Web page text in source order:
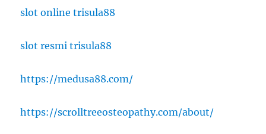
slot online trisula88
slot resmi trisula88
https://medusa88.com/
https://scrolltreeosteopathy.com/about/